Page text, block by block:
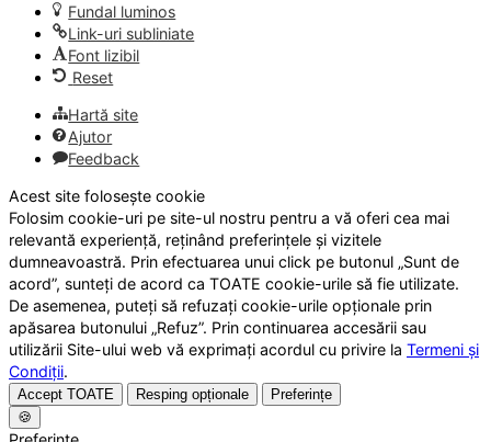
Fundal luminos
Link-uri subliniate
Font lizibil
Reset
Hartă site
Ajutor
Feedback
Acest site folosește cookie
Folosim cookie-uri pe site-ul nostru pentru a vă oferi cea mai
relevantă experiență, reținând preferințele și vizitele
dumneavoastră. Prin efectuarea unui click pe butonul „Sunt de
acord”, sunteți de acord ca TOATE cookie-urile să fie utilizate.
De asemenea, puteți să refuzați cookie-urile opționale prin
apăsarea butonului „Refuz”. Prin continuarea accesării sau
utilizării Site-ului web vă exprimați acordul cu privire la Termeni și
Condiții.
Accept TOATE Resping opționale
Preferințe
🍪